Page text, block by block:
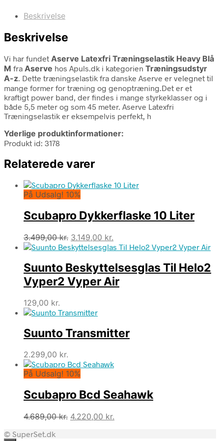
Beskrivelse
Beskrivelse
Vi har fundet Aserve Latexfri Træningselastik Heavy Blå
M fra Aserve hos Apuls.dk i kategorien Træningsudstyr
A-z. Dette træningselastik fra danske Aserve er velegnet til
mange former for træning og genoptræning.Det er et
kraftigt power band, der findes i mange styrkeklasser og i
både 5,5 meter og som 45 meter. Aserve Latexfri
Træningselastik er eksempelvis perfekt, h
Yderlige produktinformationer:
Produkt id: 3178
Relaterede varer
På Udsalg! 10%
Scubapro Dykkerflaske 10 Liter
3.499,00kr. Den
oprindelige
var:
3.499,00 kr..
3.149,00 kr.
aktuelle
er:
3.149,00 kr..
Suunto Beskyttelsesglas Til Helo2
Vyper2 Vyper Air
129,00 kr.
Suunto Transmitter
2.299,00 kr.
På Udsalg! 10%
Scubapro Bcd Seahawk
4.689,00kr. Den
4.220,00 kr.
© SuperSet.dk